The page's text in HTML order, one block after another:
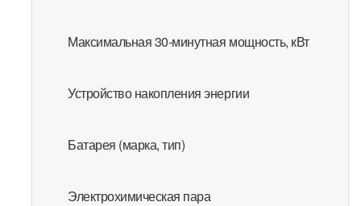
Максимальная 30-минутная мощность, кВт
Устройство накопления энергии
Батарея (марка, тип)
Электрохимическая пара